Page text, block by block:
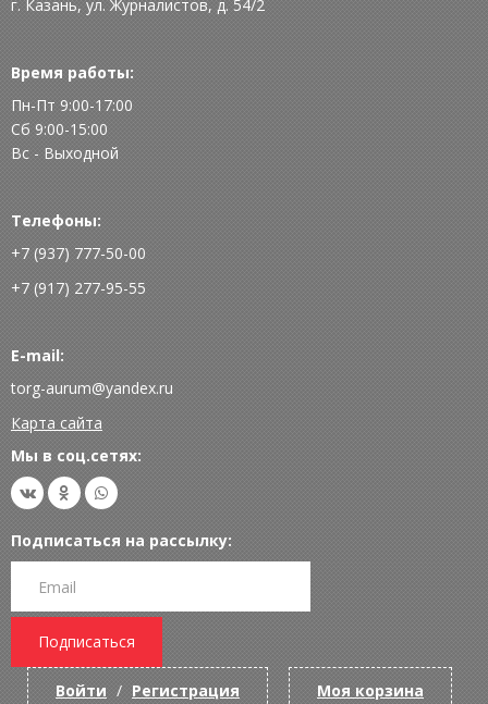
г. Казань, ул. Журналистов, д. 54/2
Время работы:
Пн-Пт 9:00-17:00
Сб 9:00-15:00
Вс - Выходной
Телефоны:
+7 (937) 777-50-00
+7 (917) 277-95-55
E-mail:
torg-aurum@yandex.ru
Карта сайта
Мы в соц.сетях:
Подписаться на рассылку:
Подписаться
Войти / Регистрация Моя корзина